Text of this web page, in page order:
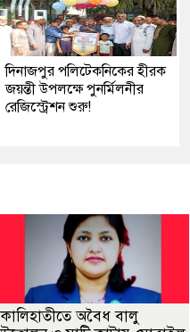
দিনাজপুর পলিটেকনিকের হীরক
জয়ন্তী উপলক্ষে পুনর্মিলনীর
রেজিস্ট্রেশন শুরু!
কালিহাতীতে অবৈধ বালু